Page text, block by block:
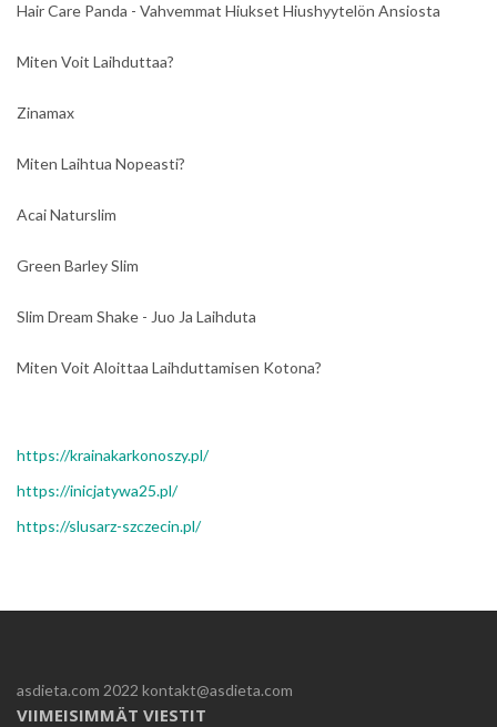
Hair Care Panda - Vahvemmat Hiukset Hiushyytelön Ansiosta
Miten Voit Laihduttaa?
Zinamax
Miten Laihtua Nopeasti?
Acai Naturslim
Green Barley Slim
Slim Dream Shake - Juo Ja Laihduta
Miten Voit Aloittaa Laihduttamisen Kotona?
https://krainakarkonoszy.pl/
https://inicjatywa25.pl/
https://slusarz-szczecin.pl/
asdieta.com 2022 kontakt@asdieta.com
VIIMEISIMMÄT VIESTIT